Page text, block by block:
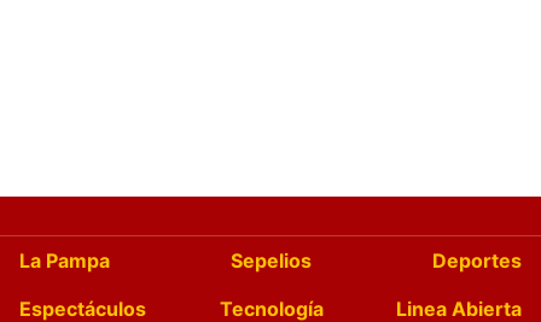
La Pampa Sepelios
Deportes
Espectáculos
Tecnología
Linea Abierta